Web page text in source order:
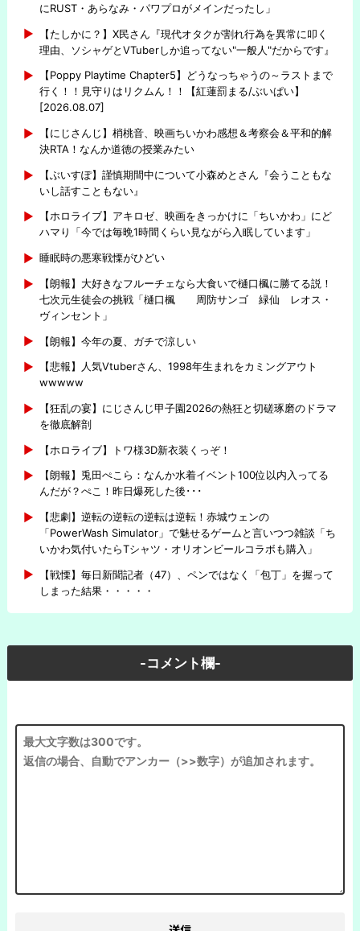
にRUST・あらなみ・パワプロがメインだったし」
【たしかに？】X民さん『現代オタクが割れ行為を異常に叩く
理由、ソシャゲとVTuberしか追ってない"一般人"だからです』
【Poppy Playtime Chapter5】どうなっちゃうの～ラストまで
行く！！見守りはリクムん！！【紅蓮罰まる/ぶいぱい】
[2026.08.07]
【にじさんじ】梢桃音、映画ちいかわ感想＆考察会＆平和的解
決RTA！なんか道徳の授業みたい
【ぶいすぽ】謹慎期間中について小森めとさん『会うこともな
いし話すこともない』
【ホロライブ】アキロゼ、映画をきっかけに「ちいかわ」にど
ハマり「今では毎晩1時間くらい見ながら入眠しています」
睡眠時の悪寒戦慄がひどい
【朗報】大好きなフルーチェなら大食いで樋口楓に勝てる説！
七次元生徒会の挑戦「樋口楓 周防サンゴ 緑仙 レオス・
ヴィンセント」
【朗報】今年の夏、ガチで涼しい
【悲報】人気Vtuberさん、1998年生まれをカミングアウト
wwwww
【狂乱の宴】にじさんじ甲子園2026の熱狂と切磋琢磨のドラマ
を徹底解剖
【ホロライブ】トワ様3D新衣装くっぞ！
【朗報】兎田ぺこら：なんか水着イベント100位以内入ってる
んだが？ぺこ！昨日爆死した後･･･
【悲劇】逆転の逆転の逆転は逆転！赤城ウェンの
「PowerWash Simulator」で魅せるゲームと言いつつ雑談「ち
いかわ気付いたらTシャツ・オリオンビールコラボも購入」
【戦慄】毎日新聞記者（47）、ペンではなく「包丁」を握って
しまった結果・・・・・
-コメント欄-